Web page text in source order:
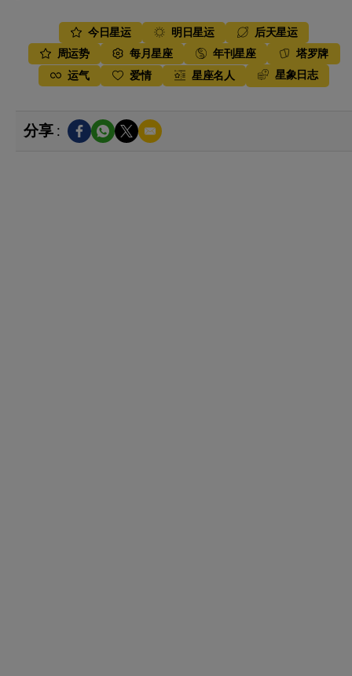
今日星运 明日星运
后天星运
周运势
每月星座 年刊星座
塔罗牌
运气
爱情 星座名人 星象日志
分享 :